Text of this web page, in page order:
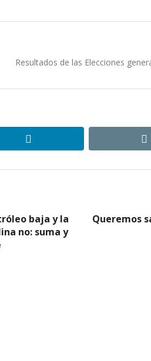
Next
Resultados de las Elecciones
linkedin
baja y la
no: suma y
Queremos